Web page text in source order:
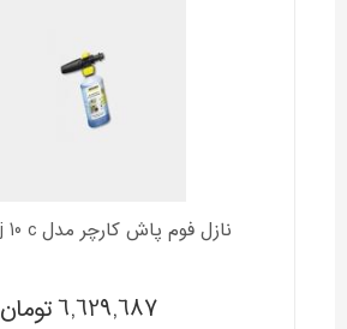
نازل فوم پاش کارچر مدل fj 10 c ( کرشر )
6,629,687تومان